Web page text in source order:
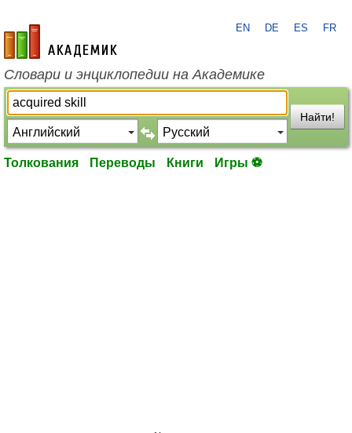
academic.ru
EN DE ES FR
Словари и энциклопедии на Академике
Найти!
Толкования Переводы Книги Игры ⚽